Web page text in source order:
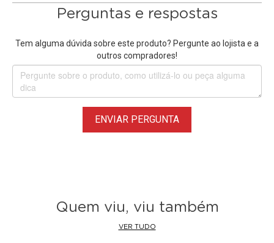
Perguntas e respostas
Tem alguma dúvida sobre este produto? Pergunte ao lojista e a
outros compradores!
ENVIAR PERGUNTA
Quem viu, viu também
VER TUDO